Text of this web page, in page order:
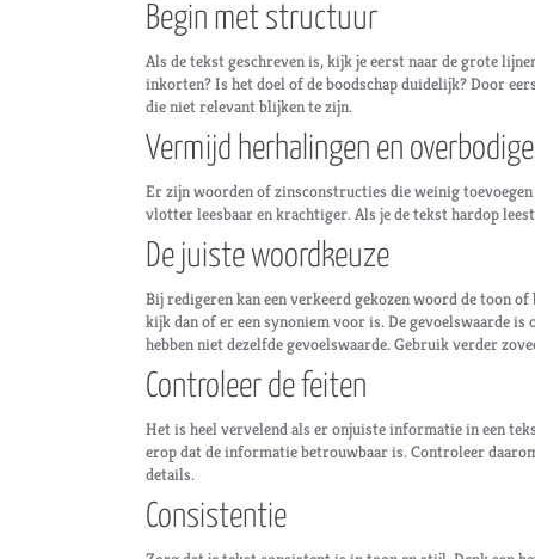
Begin met structuur
Als de tekst geschreven is, kijk je eerst naar de grote
inkorten? Is het doel of de boodschap duidelijk? Door
die niet relevant blijken te zijn.
Vermijd herhalingen en
Er zijn woorden of zinsconstructies die weinig toevoegen
vlotter leesbaar en krachtiger. Als je de tekst hardop
De juiste woordkeuze
Bij redigeren kan een verkeerd gekozen woord de toon
kijk dan of er een synoniem voor is. De gevoelswaarde is
hebben niet dezelfde gevoelswaarde. Gebruik verder
Controleer de feiten
Het is heel vervelend als er onjuiste informatie in een
erop dat de informatie betrouwbaar is. Controleer
details.
Consistentie